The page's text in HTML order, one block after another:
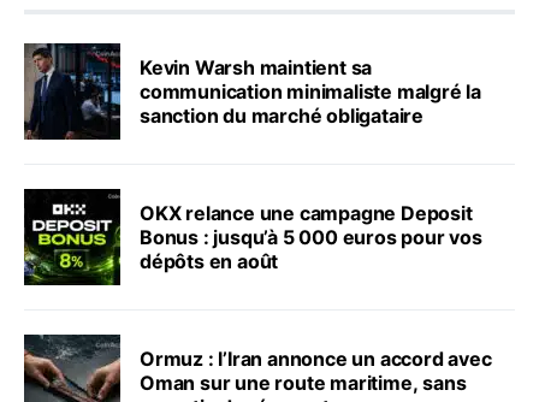
Kevin Warsh maintient sa
communication minimaliste malgré la
sanction du marché obligataire
OKX relance une campagne Deposit
Bonus : jusqu’à 5 000 euros pour vos
dépôts en août
Ormuz : l’Iran annonce un accord avec
Oman sur une route maritime, sans